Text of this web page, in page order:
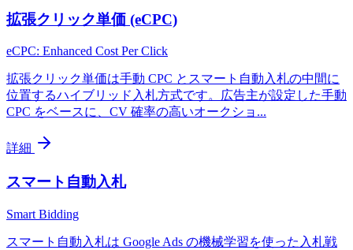
拡張クリック単価 (eCPC)
eCPC: Enhanced Cost Per Click
拡張クリック単価は手動 CPC とスマート自動入札の中間に
位置するハイブリッド入札方式です。広告主が設定した手動
CPC をベースに、CV 確率の高いオークショ ...
詳細
スマート自動入札
Smart Bidding
スマート自動入札は Google Ads の機械学習を使った入札戦